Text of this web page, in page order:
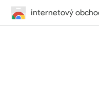
internetový